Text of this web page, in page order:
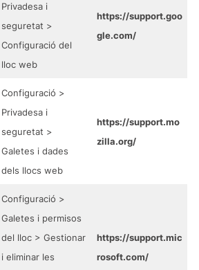
Privadesa i
seguretat >
Configuració del
lloc web
https://support.goo
gle.com/
Configuració >
Privadesa i
seguretat >
Galetes i dades
dels llocs web
https://support.mo
zilla.org/
Configuració >
Galetes i permisos
del lloc > Gestionar
i eliminar les
https://support.mic
rosoft.com/